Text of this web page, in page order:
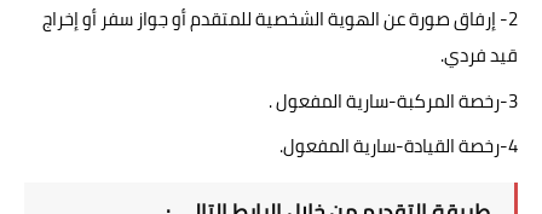
2- إرفاق صورة عن الهوية الشخصية للمتقدم أو جواز سفر أو إخراج
قيد فردي.
3-رخصة المركبة-سارية المفعول .
4-رخصة القيادة-سارية المفعول.